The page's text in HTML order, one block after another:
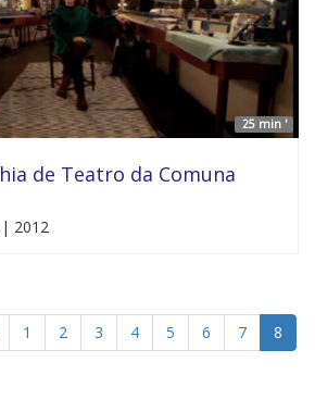
25 min '
de Teatro da Comuna
2012
1 2 3 4 5 6 7 8